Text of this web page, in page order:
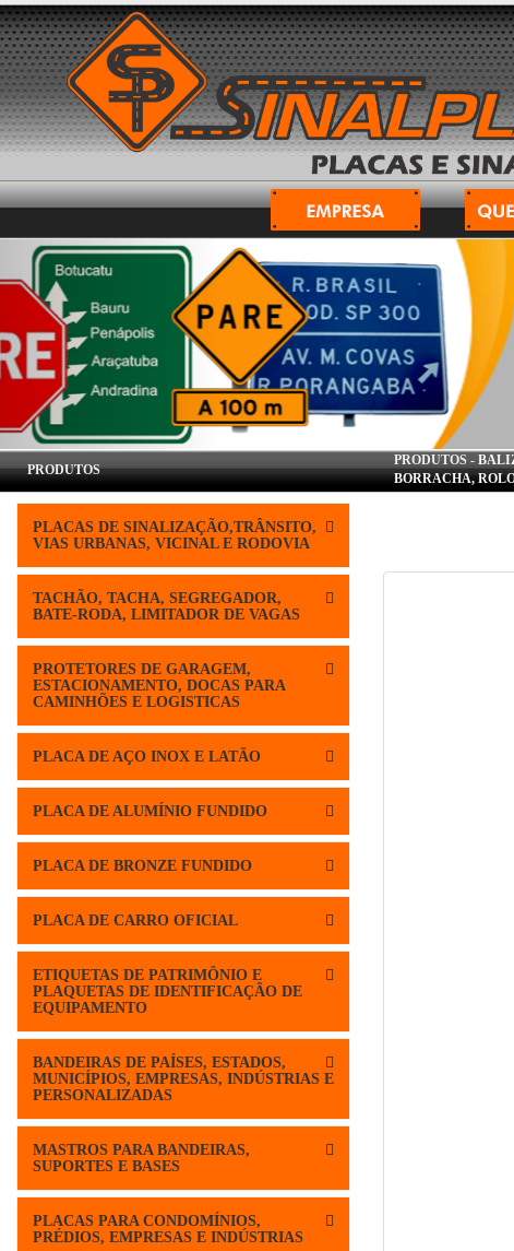
PRODUTOS
PLACAS DE SINALIZAÇÃO,TRÂNSITO,
VIAS URBANAS, VICINAL E RODOVIA
TACHÃO, TACHA, SEGREGADOR,
BATE-RODA, LIMITADOR DE VAGAS
PROTETORES DE GARAGEM,
ESTACIONAMENTO, DOCAS PARA
CAMINHÕES E LOGISTICAS
PLACA DE AÇO INOX E LATÃO
PLACA DE ALUMÍNIO FUNDIDO
PLACA DE BRONZE FUNDIDO
PLACA DE CARRO OFICIAL
ETIQUETAS DE PATRIMÔNIO E
PLAQUETAS DE IDENTIFICAÇÃO DE
EQUIPAMENTO
BANDEIRAS DE PAÍSES, ESTADOS,
MUNICÍPIOS, EMPRESAS, INDÚSTRIAS E
PERSONALIZADAS
MASTROS PARA BANDEIRAS,
SUPORTES E BASES
PLACAS PARA CONDOMÍNIOS,
PRÉDIOS, EMPRESAS E INDÚSTRIAS
PRODUTOS -
BORRACHA,